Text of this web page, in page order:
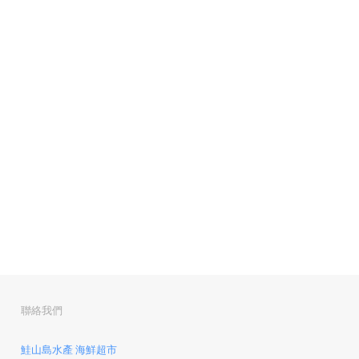
聯絡我們
鮭山島水產 海鮮超市